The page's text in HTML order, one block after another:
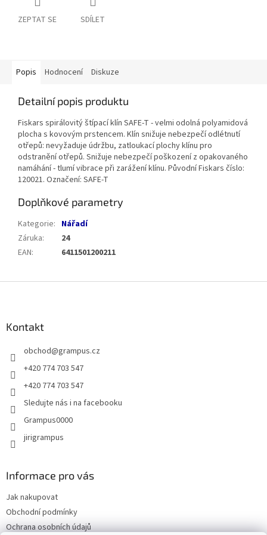
ZEPTAT SE SDÍLET
Popis Hodnocení Diskuze
Detailní popis produktu
Fiskars spirálovitý štípací klín SAFE-T - velmi odolná polyamidová
plocha s kovovým prstencem. Klín snižuje nebezpečí odlétnutí
otřepů: nevyžaduje údržbu, zatloukací plochy klínu pro
odstranění otřepů. Snižuje nebezpečí poškození z opakovaného
namáhání - tlumí vibrace při zarážení klínu. Původní Fiskars číslo:
120021. Označení: SAFE-T
Doplňkové parametry
Kategorie: Nářadí
Záruka:
24
EAN: 6411501200211
Kontakt
obchod@grampus.cz
+420 774 703 547
+420 774 703 547
Sledujte nás i na facebooku
Grampus0000
jirigrampus
Informace pro vás
Jak nakupovat
Obchodní podmínky
Ochrana osobních údajů